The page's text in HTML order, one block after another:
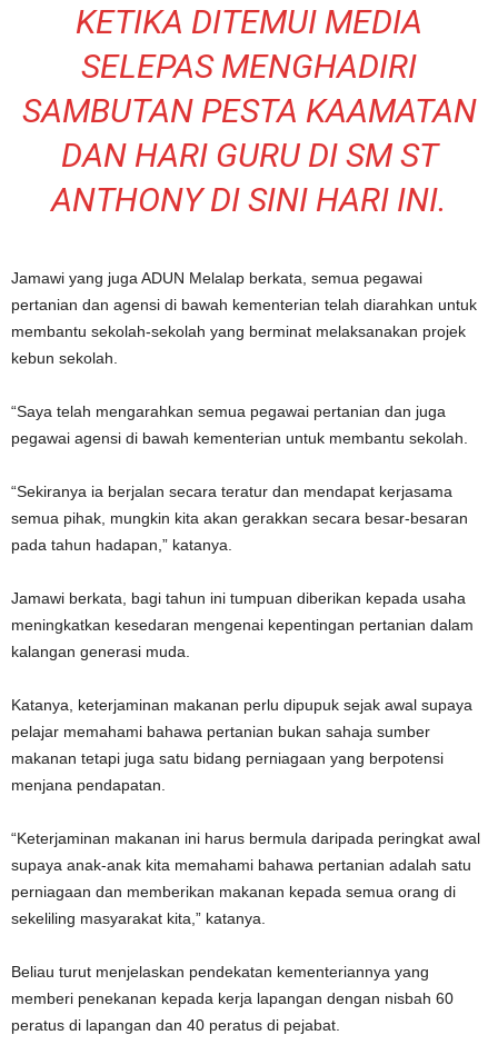
KETIKA DITEMUI MEDIA
SELEPAS MENGHADIRI
SAMBUTAN PESTA KAAMATAN
DAN HARI GURU DI SM ST
ANTHONY DI SINI HARI INI.
Jamawi yang juga ADUN Melalap berkata, semua pegawai
pertanian dan agensi di bawah kementerian telah diarahkan untuk
membantu sekolah-sekolah yang berminat melaksanakan projek
kebun sekolah.
“Saya telah mengarahkan semua pegawai pertanian dan juga
pegawai agensi di bawah kementerian untuk membantu sekolah.
“Sekiranya ia berjalan secara teratur dan mendapat kerjasama
semua pihak, mungkin kita akan gerakkan secara besar-besaran
pada tahun hadapan,” katanya.
Jamawi berkata, bagi tahun ini tumpuan diberikan kepada usaha
meningkatkan kesedaran mengenai kepentingan pertanian dalam
kalangan generasi muda.
Katanya, keterjaminan makanan perlu dipupuk sejak awal supaya
pelajar memahami bahawa pertanian bukan sahaja sumber
makanan tetapi juga satu bidang perniagaan yang berpotensi
menjana pendapatan.
“Keterjaminan makanan ini harus bermula daripada peringkat awal
supaya anak-anak kita memahami bahawa pertanian adalah satu
perniagaan dan memberikan makanan kepada semua orang di
sekeliling masyarakat kita,” katanya.
Beliau turut menjelaskan pendekatan kementeriannya yang
memberi penekanan kepada kerja lapangan dengan nisbah 60
peratus di lapangan dan 40 peratus di pejabat.